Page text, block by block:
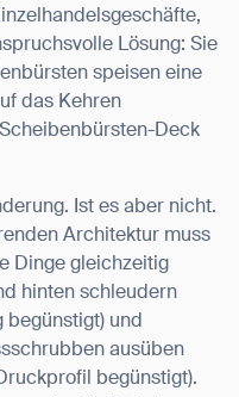
Lösung: Sie
speisen eine
das Kehren
Deck
Ist es aber nicht.
Architektur muss
Dinge gleichzeitig
hinten schleudern
begünstigt) und
ausüben
begünstigt).